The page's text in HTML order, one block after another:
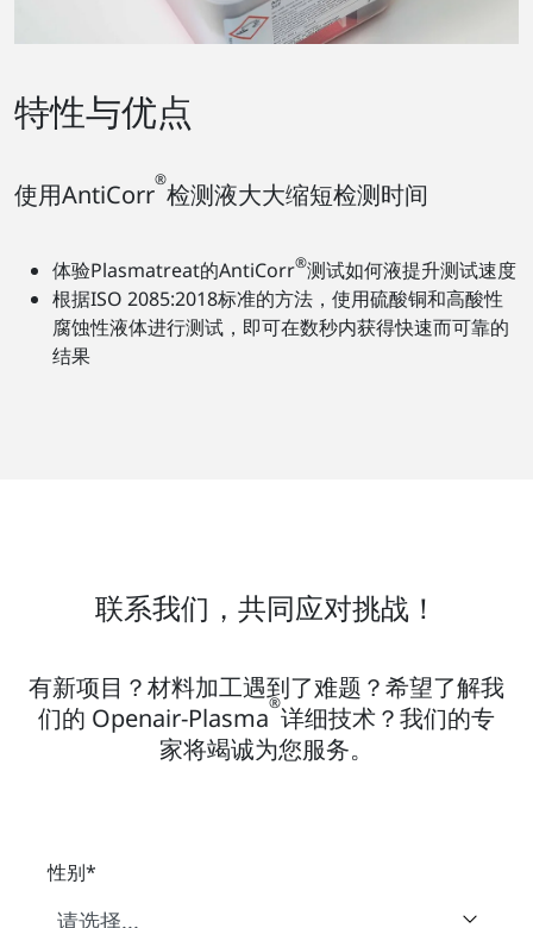
特性与优点
使用AntiCorr®检测液大大缩短检测时间
体验Plasmatreat的AntiCorr®测试如何液提升测试速度
根据ISO 2085:2018标准的方法，使用硫酸铜和高酸性
腐蚀性液体进行测试，即可在数秒内获得快速而可靠的
结果
联系我们，共同应对挑战！
有新项目？材料加工遇到了难题？希望了解我
们的 Openair-Plasma®详细技术？我们的专
家将竭诚为您服务。
性别*